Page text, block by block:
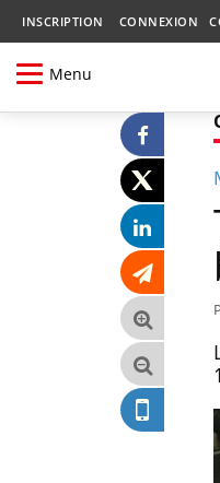
INSCRIPTION CONNEXION
Menu